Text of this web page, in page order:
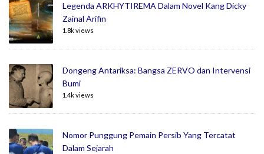
Legenda ARKHYTIREMA Dalam Novel Kang Dicky
Zainal Arifin
1.8k views
Dongeng Antariksa: Bangsa ZERVO dan Intervensi
Bumi
1.4k views
Nomor Punggung Pemain Persib Yang Tercatat
Dalam Sejarah